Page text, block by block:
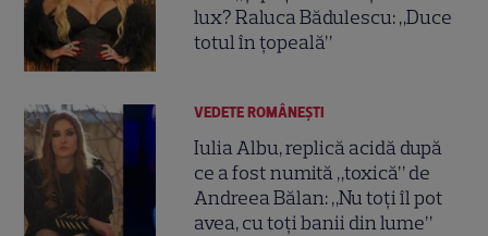
lux? Raluca Bădulescu: „Duce
totul în țopeală”
VEDETE ROMÂNEŞTI
Iulia Albu, replică acidă după
ce a fost numită „toxică” de
Andreea Bălan: „Nu toți îl pot
avea, cu toți banii din lume”